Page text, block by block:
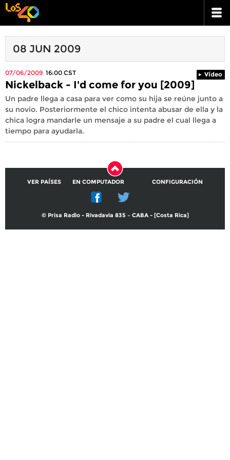
08 JUN 2009
07/06/2009 16:00 CST Vídeo
Nickelback - I'd come for you [2009]
Un padre llega a casa para ver como su hija se reúne junto a
su novio. Posteriormente el chico intenta abusar de ella y la
chica logra mandarle un mensaje a su padre el cual llega a
tiempo para ayudarla.
VER PAÍSES EN COMPUTADOR CONFIGURACIÓN
© Prisa Radio - Rivadavia 835 – CABA - [Costa Rica]